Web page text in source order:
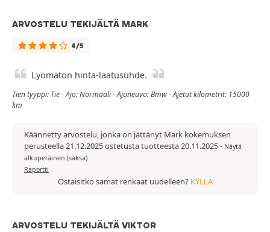
ARVOSTELU TEKIJÄLTÄ MARK
4/5
Lyömätön hinta-laatusuhde.
Tien tyyppi: Tie - Ajo: Normaali - Ajoneuvo: Bmw - Ajetut kilometrit: 15000
km
Käännetty arvostelu, jonka on jättänyt Mark kokemuksen
perusteella 21.12.2025 ostetusta tuotteesta 20.11.2025- Näytä
alkuperäinen (saksa)
Raportti
Ostaisitko samat renkaat uudelleen? KYLLÄ
ARVOSTELU TEKIJÄLTÄ VIKTOR